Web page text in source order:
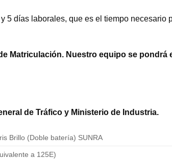
5 días laborales, que es el tiempo
Matriculación. Nuestro equipo se
de Tráfico y Ministerio de Industria.
Brillo (Doble batería) SUNRA
a 125E)